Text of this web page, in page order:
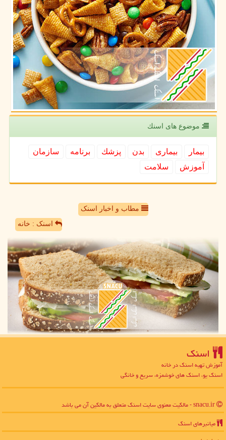
موضوع های اسنك
بیمار بیماری بدن پزشك برنامه
سازمان
آموزش
سلامت
مطاب و اخبار اسنک
اسنک : خانه
اسنك
آموزش تهیه اسنک در خانه
اسنک یو، اسنک های خوشمزه، سریع و خانگی
میانبرهای اسنك